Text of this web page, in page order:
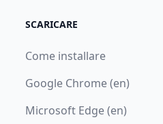
SCARICARE
Come installare
Google Chrome (en)
Microsoft Edge (en)